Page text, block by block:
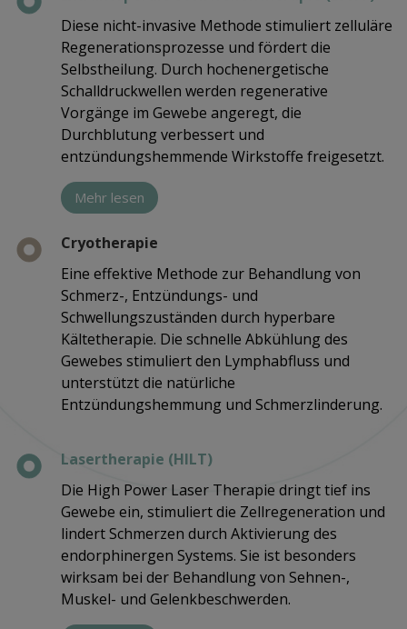
Diese nicht-invasive Methode stimuliert zelluläre
Regenerationsprozesse und fördert die
Selbstheilung. Durch hochenergetische
Schalldruckwellen werden regenerative
Vorgänge im Gewebe angeregt, die
Durchblutung verbessert und
entzündungshemmende Wirkstoffe freigesetzt.
Mehr lesen
Cryotherapie
Eine effektive Methode zur Behandlung von
Schmerz-, Entzündungs- und
Schwellungszuständen durch hyperbare
Kältetherapie. Die schnelle Abkühlung des
Gewebes stimuliert den Lymphabfluss und
unterstützt die natürliche
Entzündungshemmung und Schmerzlinderung.
Lasertherapie (HILT)
Die High Power Laser Therapie dringt tief ins
Gewebe ein, stimuliert die Zellregeneration und
lindert Schmerzen durch Aktivierung des
endorphinergen Systems. Sie ist besonders
wirksam bei der Behandlung von Sehnen-,
Muskel- und Gelenkbeschwerden.